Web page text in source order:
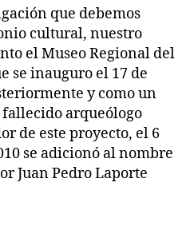
que debemos
cultural, nuestro
el Museo Regional del
se inauguro el 17 de
y como un
arqueólogo
de este proyecto, el 6
se adicionó al nombre
Juan Pedro Laporte